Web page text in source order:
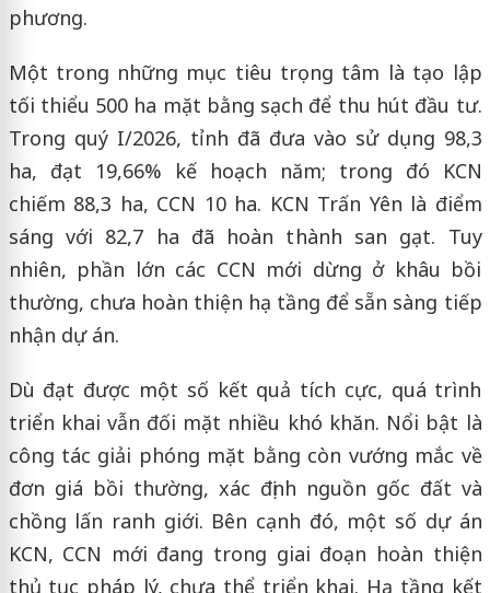
phương.
Một trong những mục tiêu trọng tâm là tạo lập
tối thiểu 500 ha mặt bằng sạch để thu hút đầu tư.
Trong quý I/2026, tỉnh đã đưa vào sử dụng 98,3
ha, đạt 19,66% kế hoạch năm; trong đó KCN
chiếm 88,3 ha, CCN 10 ha. KCN Trấn Yên là điểm
sáng với 82,7 ha đã hoàn thành san gạt. Tuy
nhiên, phần lớn các CCN mới dừng ở khâu bồi
thường, chưa hoàn thiện hạ tầng để sẵn sàng tiếp
nhận dự án.
Dù đạt được một số kết quả tích cực, quá trình
triển khai vẫn đối mặt nhiều khó khăn. Nổi bật là
công tác giải phóng mặt bằng còn vướng mắc về
đơn giá bồi thường, xác định nguồn gốc đất và
chồng lấn ranh giới. Bên cạnh đó, một số dự án
KCN, CCN mới đang trong giai đoạn hoàn thiện
thủ tục pháp lý, chưa thể triển khai. Hạ tầng kết